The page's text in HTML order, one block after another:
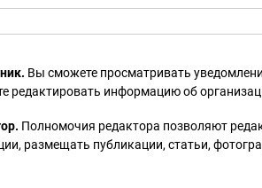
Вы сможете просматривать
редактировать информацию об
Полномочия редактора позволяют
размещать публикации, статьи,